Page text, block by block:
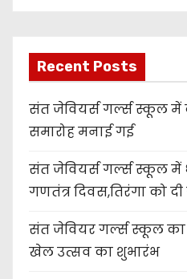
Recent Posts
संत जेवियर्स गर्ल्स स्कूल में
समारोह मनाई गई
संत जेवियर्स गर्ल्स स्कूल
गणतंत्र दिवस,तिरंगा को
संत जेवियर गर्ल्स स्कूल का
खेल उत्सव का शुभारंभ